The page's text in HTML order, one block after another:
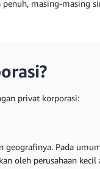
masing-masing
privat korporasi:
geografinya. Pada
oleh perusahaan